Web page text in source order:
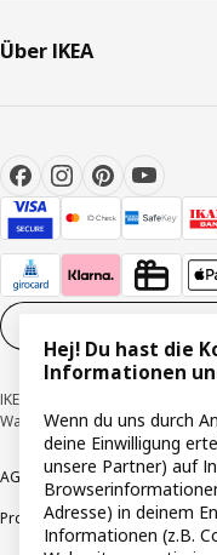
Über IKEA
IKEA Deutschland GmbH & Co.
Wallau © Inter IKEA Systems
AGB BarrierefreiheitCookie-
Produktrückrufe Responsible
Hej! Du hast die
Informationen
Wenn du uns durch
deine Einwilligung
unsere Partner) auf
Adresse) in deinem
Informationen (z.B.